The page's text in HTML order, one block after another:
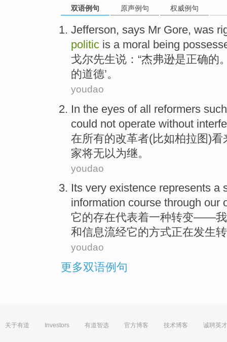
双语例句 原声例句 权威例句
Jefferson, says Mr Gore, was
politic is a moral being
戈尔先生说 ：“杰弗逊是正确的
的道德’。
youdao
In the eyes of all reformers
could not operate without
在所有的改革者(比如柏拉图)看
家将无以为继。
youdao
Its very existence represents a
information course through our
它的存在代表着一种转变——
和信息流经它的方式正在发生
youdao
更多双语例句
关于有道 Investors 有道智选 官方博客 技术博客 诚聘英才